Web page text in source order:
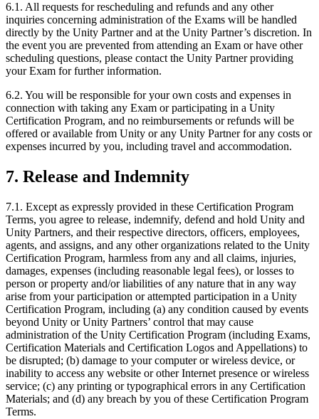
6.1. All requests for rescheduling and refunds and any other
inquiries concerning administration of the Exams will be handled
directly by the Unity Partner and at the Unity Partner’s discretion. In
the event you are prevented from attending an Exam or have other
scheduling questions, please contact the Unity Partner providing
your Exam for further information.
6.2. You will be responsible for your own costs and expenses in
connection with taking any Exam or participating in a Unity
Certification Program, and no reimbursements or refunds will be
offered or available from Unity or any Unity Partner for any costs or
expenses incurred by you, including travel and accommodation.
7. Release and Indemnity
7.1. Except as expressly provided in these Certification Program
Terms, you agree to release, indemnify, defend and hold Unity and
Unity Partners, and their respective directors, officers, employees,
agents, and assigns, and any other organizations related to the Unity
Certification Program, harmless from any and all claims, injuries,
damages, expenses (including reasonable legal fees), or losses to
person or property and/or liabilities of any nature that in any way
arise from your participation or attempted participation in a Unity
Certification Program, including (a) any condition caused by events
beyond Unity or Unity Partners’ control that may cause
administration of the Unity Certification Program (including Exams,
Certification Materials and Certification Logos and Appellations) to
be disrupted; (b) damage to your computer or wireless device, or
inability to access any website or other Internet presence or wireless
service; (c) any printing or typographical errors in any Certification
Materials; and (d) any breach by you of these Certification Program
Terms.